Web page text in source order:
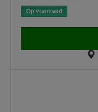
Op voorraad